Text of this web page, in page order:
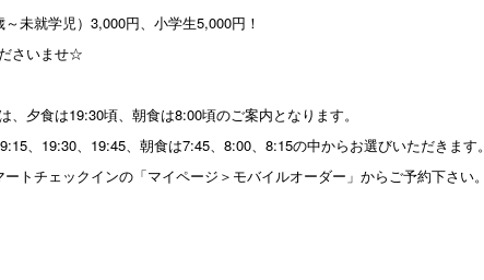
未就学児）3,000円、小学生5,000円！
さいませ☆
、夕食は19:30頃、朝食は8:00頃のご案内となります。
、19:30、19:45、朝食は7:45、8:00、8:15の中からお選びいただきます。
トチェックインの「マイページ＞モバイルオーダー」からご予約下さい。